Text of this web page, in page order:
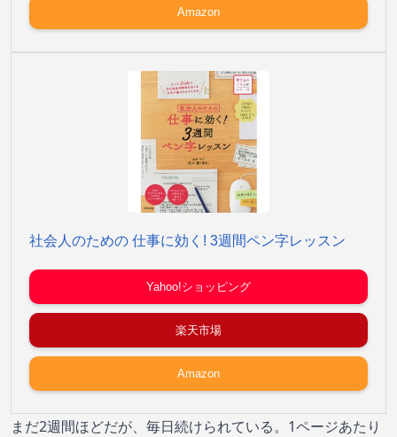
Amazon
社会人のための 仕事に効く! 3週間ペン字レッスン
Yahoo!ショッピング
楽天市場
Amazon
まだ2週間ほどだが、毎日続けられている。1ページあたり